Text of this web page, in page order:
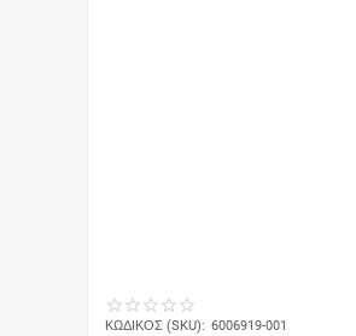
ΚΩΔΙΚΟΣ (SKU): 6006919-001